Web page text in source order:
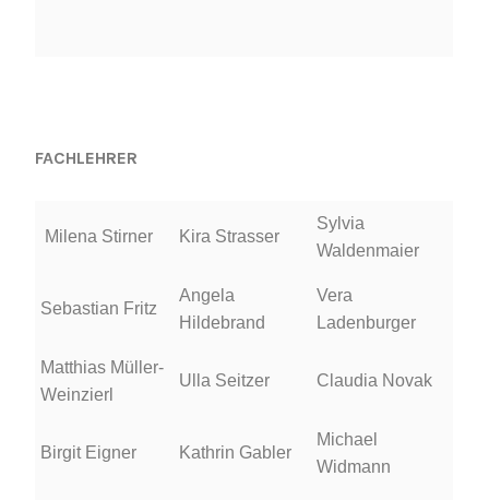
FACHLEHRER
Milena Stirner Kira Strasser
Sylvia
Waldenmaier
Sebastian Fritz
Angela
Hildebrand
Vera
Ladenburger
Matthias Müller-
Weinzierl
Ulla Seitzer Claudia Novak
Birgit Eigner Kathrin Gabler
Michael
Widmann